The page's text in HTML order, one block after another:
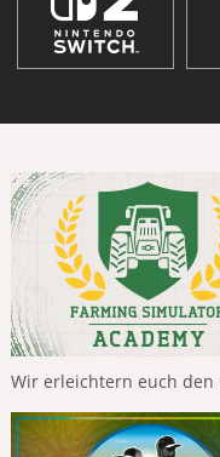
Wir erleichtern euch